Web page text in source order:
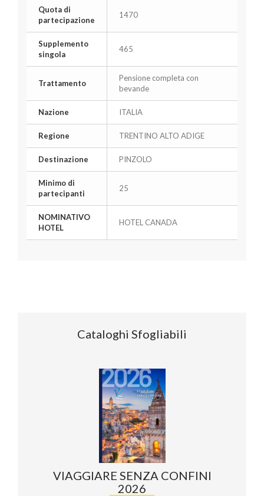
Quota di
partecipazione
1470
Supplemento
singola
465
Trattamento
Pensione completa con
bevande
Nazione ITALIA
Regione TRENTINO ALTO ADIGE
Destinazione PINZOLO
Minimo di
partecipanti
25
NOMINATIVO
HOTEL
HOTEL CANADA
Cataloghi Sfogliabili
VIAGGIARE SENZA CONFINI
2026